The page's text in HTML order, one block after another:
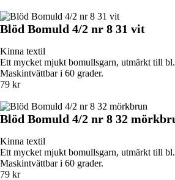
Blöd Bomuld 4/2 nr 8 31 vit
Kinna textil
Ett mycket mjukt bomullsgarn, utmärkt till
Maskintvättbar i 60 grader.
79 kr
Blöd Bomuld 4/2 nr 8 32
Kinna textil
Ett mycket mjukt bomullsgarn, utmärkt till
Maskintvättbar i 60 grader.
79 kr